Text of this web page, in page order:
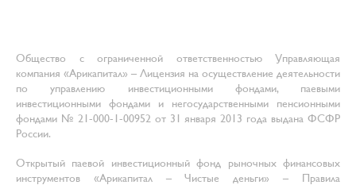
Общество с ограниченной ответственностью Управляющая
компания «Арикапитал» – Лицензия на осуществление деятельности
по управлению инвестиционными фондами, паевыми
инвестиционными фондами и негосударственными пенсионными
фондами № 21-000-1-00952 от 31 января 2013 года выдана ФСФР
России.
Открытый паевой инвестиционный фонд рыночных финансовых
инструментов «Арикапитал – Чистые деньги» – Правила